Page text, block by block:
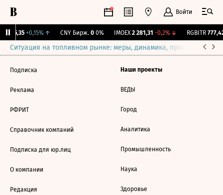
Войти
115,35 +0,15%↑ CNY Бирж. 0 0% IMOEX 2 281,31 -0,2%↓ RGBITR 777,42
Ситуация на топливном рынке: меры, динамика, прогнозы
Подписка
Реклама
РФРИТ
Справочник компаний
Подписка для юр.лиц
О компании
Редакция
Наши проекты
ВЕДЫ
Город
Аналитика
Промышленность
Наука
Здоровье